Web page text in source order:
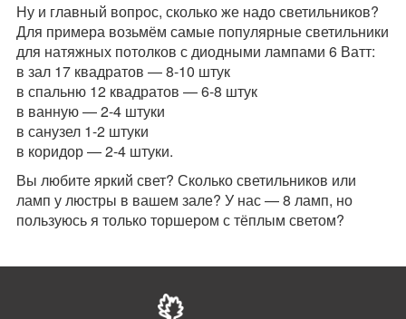
Ну и главный вопрос, сколько же надо светильников?
Для примера возьмём самые популярные светильники
для натяжных потолков с диодными лампами 6 Ватт:
в зал 17 квадратов — 8-10 штук
в спальню 12 квадратов — 6-8 штук
в ванную — 2-4 штуки
в санузел 1-2 штуки
в коридор — 2-4 штуки.
Вы любите яркий свет? Сколько светильников или
ламп у люстры в вашем зале? У нас — 8 ламп, но
пользуюсь я только торшером с тёплым светом?